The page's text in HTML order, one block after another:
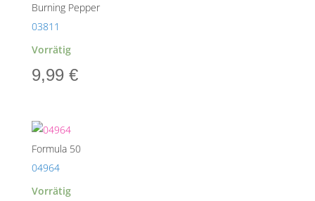
Burning Pepper
03811
Vorrätig
9,99 €
Formula 50
04964
Vorrätig